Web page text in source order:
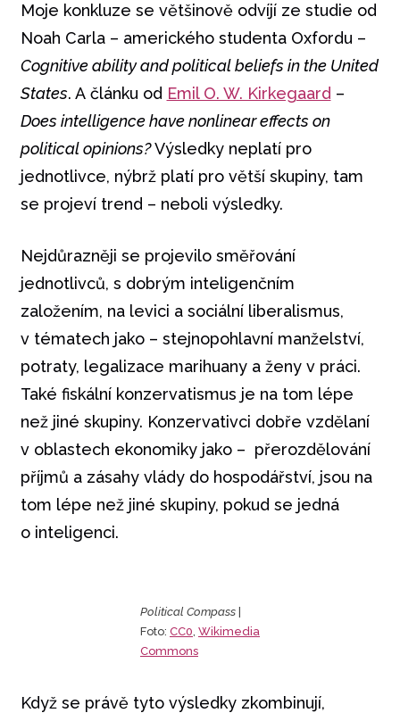
Moje konkluze se většinově odvíjí ze studie od
Noah Carla – amerického studenta Oxfordu –
Cognitive ability and political beliefs in the United
States. A článku od Emil O. W. Kirkegaard –
Does intelligence have nonlinear effects on
political opinions?Výsledky neplatí pro
jednotlivce, nýbrž platí pro větší skupiny, tam
se projeví trend – neboli výsledky.
Nejdůrazněji se projevilo směřování
jednotlivců, s dobrým inteligenčním
založením, na levici a sociální liberalismus,
v tématech jako – stejnopohlavní manželství,
potraty, legalizace marihuany a ženy v práci.
Také fiskální konzervatismus je na tom lépe
než jiné skupiny. Konzervativci dobře vzdělaní
v oblastech ekonomiky jako – přerozdělování
příjmů a zásahy vlády do hospodářství, jsou na
tom lépe než jiné skupiny, pokud se jedná
o inteligenci.
Political Compass |
Foto: CC0 Wikimedia
Commons
Když se právě tyto výsledky zkombinují,